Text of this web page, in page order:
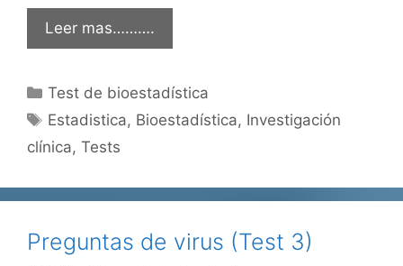
Leer mas……….
Categorías
Test de bioestadística
Etiquetas
Estadistica, Bioestadística, Investigación
clínica, Tests
Preguntas de virus (Test 3)